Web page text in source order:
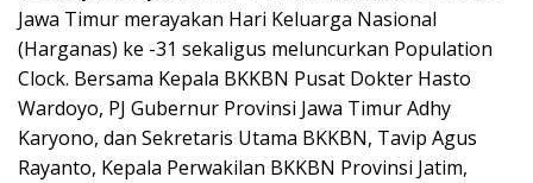
Jawa Timur merayakan Hari Keluarga Nasional
(Harganas) ke -31 sekaligus meluncurkan Population
Clock. Bersama Kepala BKKBN Pusat Dokter Hasto
Wardoyo, PJ Gubernur Provinsi Jawa Timur Adhy
Karyono, dan Sekretaris Utama BKKBN, Tavip Agus
Rayanto, Kepala Perwakilan BKKBN Provinsi Jatim,